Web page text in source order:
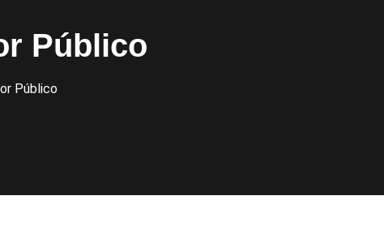
Público
Público